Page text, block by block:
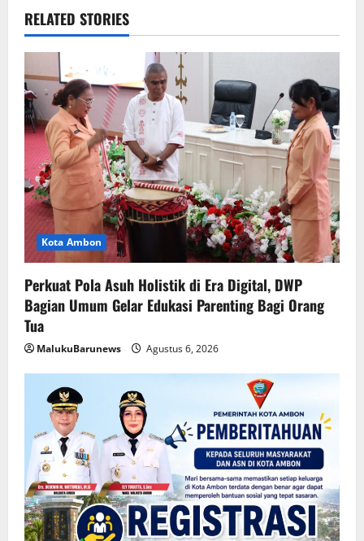
RELATED STORIES
Kota Ambon
Perkuat Pola Asuh Holistik di Era Digital, DWP
Bagian Umum Gelar Edukasi Parenting Bagi Orang
Tua
MalukuBarunews Agustus 6, 2026